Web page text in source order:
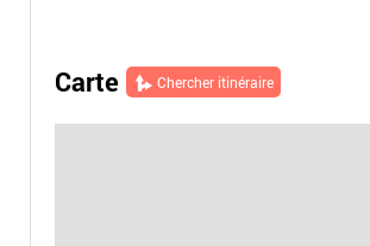
Carte Chercher itinéraire